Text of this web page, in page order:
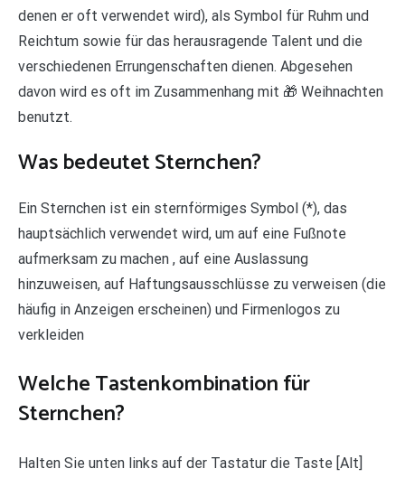
denen er oft verwendet wird), als Symbol für Ruhm und
Reichtum sowie für das herausragende Talent und die
verschiedenen Errungenschaften dienen. Abgesehen
davon wird es oft im Zusammenhang mit 🎁 Weihnachten
benutzt.
Was bedeutet Sternchen?
Ein Sternchen ist ein sternförmiges Symbol (*), das
hauptsächlich verwendet wird, um auf eine Fußnote
aufmerksam zu machen , auf eine Auslassung
hinzuweisen, auf Haftungsausschlüsse zu verweisen (die
häufig in Anzeigen erscheinen) und Firmenlogos zu
verkleiden
Welche Tastenkombination für
Sternchen?
Halten Sie unten links auf der Tastatur die Taste [Alt]